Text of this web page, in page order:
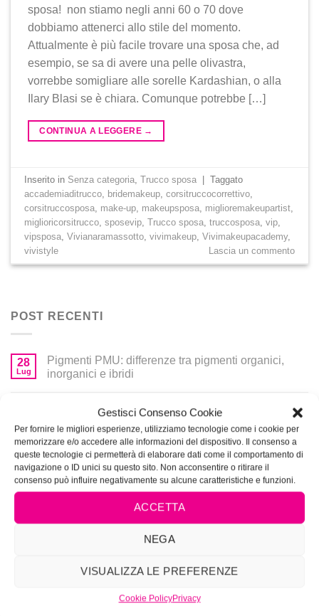
Gestisci Consenso Cookie
Per fornire le migliori esperienze, utilizziamo tecnologie come i cookie per
memorizzare e/o accedere alle informazioni del dispositivo. Il consenso a
queste tecnologie ci permetterà di elaborare dati come il comportamento di
navigazione o ID unici su questo sito. Non acconsentire o ritirare il
consenso può influire negativamente su alcune caratteristiche e funzioni.
ACCETTA
NEGA
VISUALIZZA LE PREFERENZE
Cookie PolicyPrivacy
sposa! non stiamo negli anni 60 o 70 dove
dobbiamo attenerci allo stile del momento.
Attualmente è più facile trovare una sposa che, ad
esempio, se sa di avere una pelle olivastra,
vorrebbe somigliare alle sorelle Kardashian, o alla
Ilary Blasi se è chiara. Comunque potrebbe […]
CONTINUA A LEGGERE →
Inserito in Senza categoria ,Trucco sposa | Taggato
accademiaditrucco bridemakeup ,corsitruccocorrettivo
corsitruccosposa make-up makeupsposa miglioremakeupartist
miglioricorsitrucco ,sposevip ,Trucco sposa ,truccosposa ,vip
vipsposa ,Vivianaramassotto ,vivimakeup ,Vivimakeupacademy,
vivistyle
Lascia un commento
POST RECENTI
28
Lug
Pigmenti PMU: differenze tra pigmenti organici,
inorganici e ibridi
Come scegliere il fondotinta
24
Mar
SELF MAKEUP: consigli trucco
20 Trucco sposa
Video Capelli: basta poco per nutrirli !